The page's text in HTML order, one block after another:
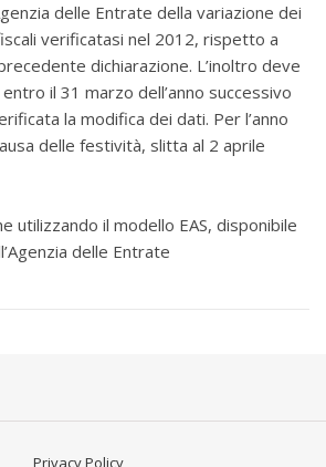
delle Entrate della variazione dei
verificatasi nel 2012, rispetto a
dichiarazione. L’inoltro deve
il 31 marzo dell’anno successivo
la modifica dei dati. Per l’anno
delle festività, slitta al 2 aprile
utilizzando il modello EAS, disponibile
delle Entrate
Privacy Policy